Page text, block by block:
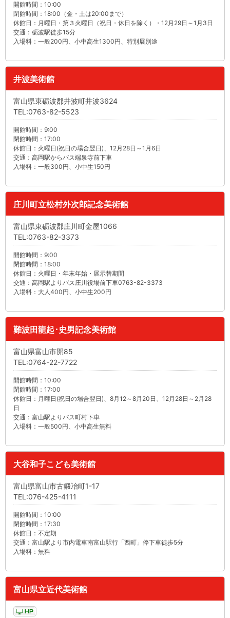
開館時間：10:00
閉館時間：18:00（金・土は20:00まで）
休館日：月曜日・第３火曜日（祝日・休日を除く）・12月29日～1月3日
交通：砺波駅徒歩15分
入場料：一般200円、小中高生1300円、特別展別途
井波美術館
富山県東砺波郡井波町井波3624
TEL:0763-82-5523
開館時間：9:00
閉館時間：17:00
休館日：火曜日(祝日の場合翌日)、12月28日～1月6日
交通：高岡駅からバス端泉寺前下車
入場料：一般300円、小中生150円
庄川町立松村外次郎記念美術館
富山県東砺波郡庄川町金屋1066
TEL:0763-82-3373
開館時間：9:00
閉館時間：18:00
休館日：火曜日・年末年始・展示替期間
交通：高岡駅よりバス庄川役場前下車0763-82-3373
入場料：大人400円、小中生200円
難波田龍起･史男記念美術館
富山県富山市開85
TEL:0764-22-7722
開館時間：10:00
閉館時間：17:00
休館日：月曜日(祝日の場合翌日)、8月12～8月20日、12月28日～2月28
日
交通：富山駅よりバス町村下車
入場料：一般500円、小中高生無料
大谷和子こども美術館
富山県富山市古鍛冶町1-17
TEL:076-425-4111
開館時間：10:00
閉館時間：17:30
休館日：不定期
交通：富山駅より市内電車南富山駅行「西町」停下車徒歩5分
入場料：無料
富山県立近代美術館